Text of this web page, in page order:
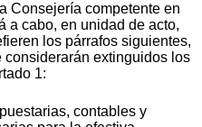
competente en
a cabo, en unidad de acto,
los párrafos siguientes,
extinguidos los
1:
contables y